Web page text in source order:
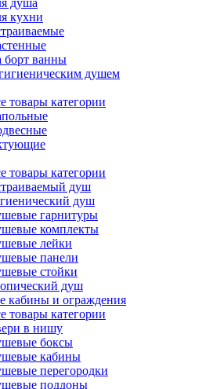
душа
кухни
борт ванны
душем
товары категории
товары категории
душ
душ
гарнитуры
комплекты
лейки
панели
стойки
душ
кабины и ограждения
товары категории
в нишу
боксы
кабины
перегородки
поддоны